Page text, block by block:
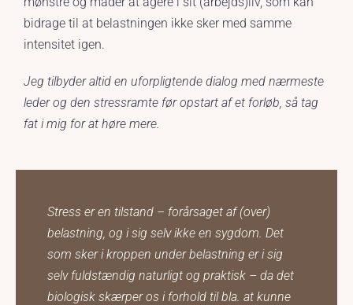
bidrage til at belastningen ikke sker med samme
intensitet igen.
Jeg tilbyder altid en uforpligtende dialog med nærmeste
leder og den stressramte før opstart af et forløb, så tag
fat i mig for at høre mere.
Stress er en tilstand – forårsaget af (over)
belastning, og i sig selv ikke en sygdom. Det
som sker i kroppen under belastning er i sig
selv fuldstændig naturligt og praktisk – da det
biologisk skærper os i forhold til bla. at kunne